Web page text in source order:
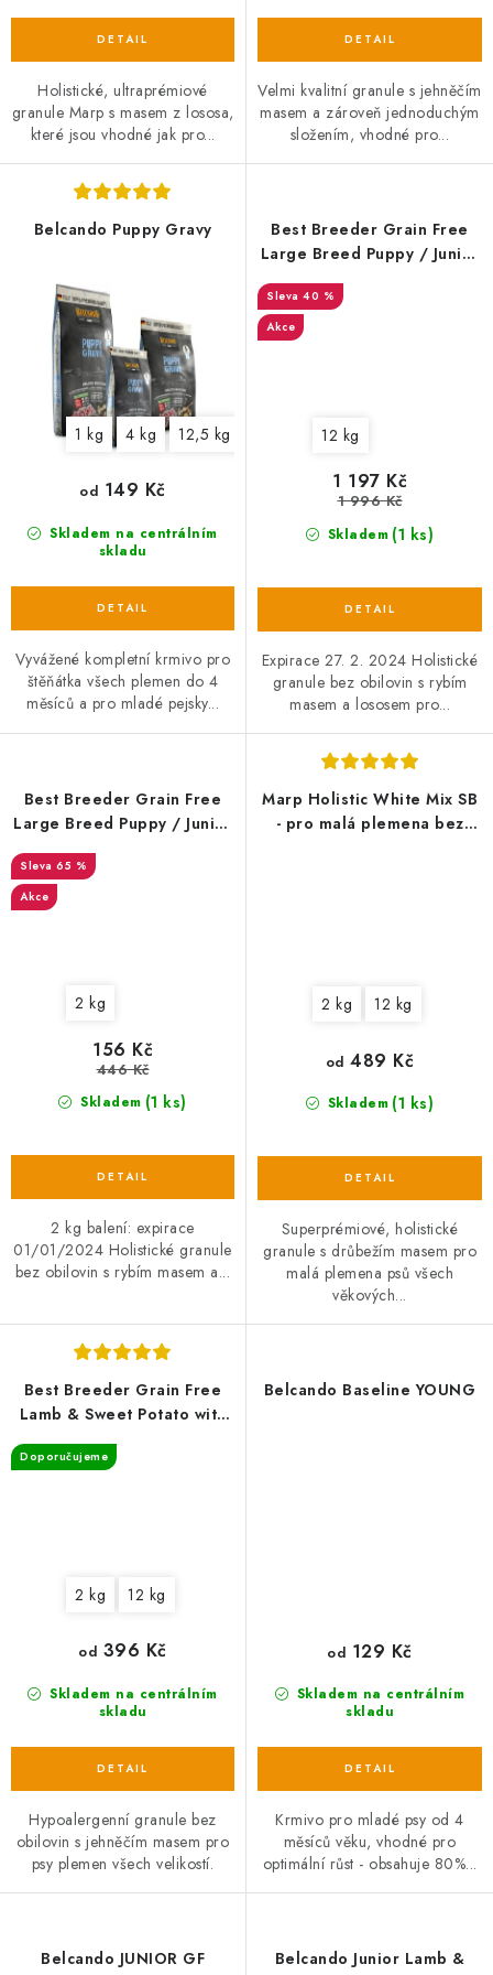
Holistické, ultraprémiové
granule Marp s masem z lososa,
které jsou vhodné jak pro...
Velmi kvalitní granule s jehněčím
masem a zároveň jednoduchým
složením, vhodné pro...
Belcando Puppy Gravy
1 kg 4 kg 12,5 kg
Skladem na centrálním
skladu
od 149 Kč
Vyvážené kompletní krmivo pro
štěňátka všech plemen do 4
měsíců a pro mladé pejsky...
Best Breeder Grain Free
Large Breed Puppy / Junior
Salmon with Sweet Potato &
Vegetables 12 kg EXP 27. 2.
40 %
Akce
12 kg
Skladem (1 ks)
1 197 Kč
1 996 Kč
Expirace 27. 2. 2024 Holistické
granule bez obilovin s rybím
masem a lososem pro...
Best Breeder Grain Free
Large Breed Puppy / Junior
Vegetables 2 kg EXP
65 %
Akce
2 kg
Skladem (1 ks)
156 Kč
446 Kč
2 kg balení: expirace
01/01/2024 Holistické granule
bez obilovin s rybím masem a...
Marp Holistic White Mix SB
- pro malá plemena bez
2 kg 12 kg
Skladem (1 ks)
od 489 Kč
Superprémiové, holistické
granule s drůbežím masem pro
malá plemena psů všech
věkových...
Best Breeder Grain Free
Lamb & Sweet Potato with
Mint
Doporučujeme
2 kg 12 kg
Skladem na centrálním
skladu
od 396 Kč
Hypoalergenní granule bez
obilovin s jehněčím masem pro
psy plemen všech velikostí.
Belcando Baseline YOUNG
Skladem na centrálním
skladu
od 129 Kč
Krmivo pro mladé psy od 4
měsíců věku, vhodné pro
optimální růst - obsahuje 80%...
Belcando JUNIOR GF
Belcando Junior Lamb &